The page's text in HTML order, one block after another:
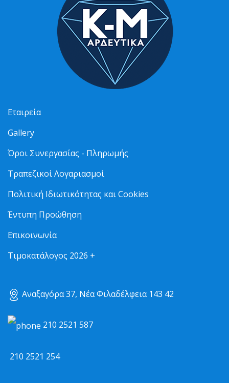
Εταιρεία
Gallery
Όροι Συνεργασίας - Πληρωμής
Τραπεζικοί Λογαριασμοί
Πολιτική Ιδιωτικότητας και Cookies
Έντυπη Προώθηση
Επικοινωνία
Τιμοκατάλογος 2026 +
Αναξαγόρα 37, Νέα Φιλαδέλφεια 143 42
210 2521 587
210 2521 254